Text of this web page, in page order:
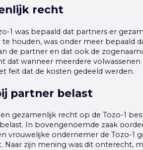
recht
1 was bepaald dat partners er
te houden, was onder meer bepaald
de partner en dat ook de
dat wanneer meerdere
feit dat de kosten gedeeld werden.
partner belast
gezamenlijk recht op de Tozo-1
In bovengenoemde zaak
vrouwelijke ondernemer de Tozo-1
Naar zijn mening was dit onterecht,